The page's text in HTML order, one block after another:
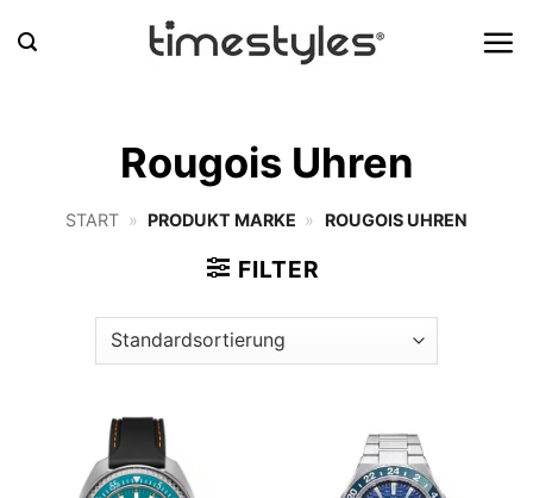
Inhalt
Rougois Uhren
START » PRODUKT MARKE » ROUGOIS UHREN
FILTER